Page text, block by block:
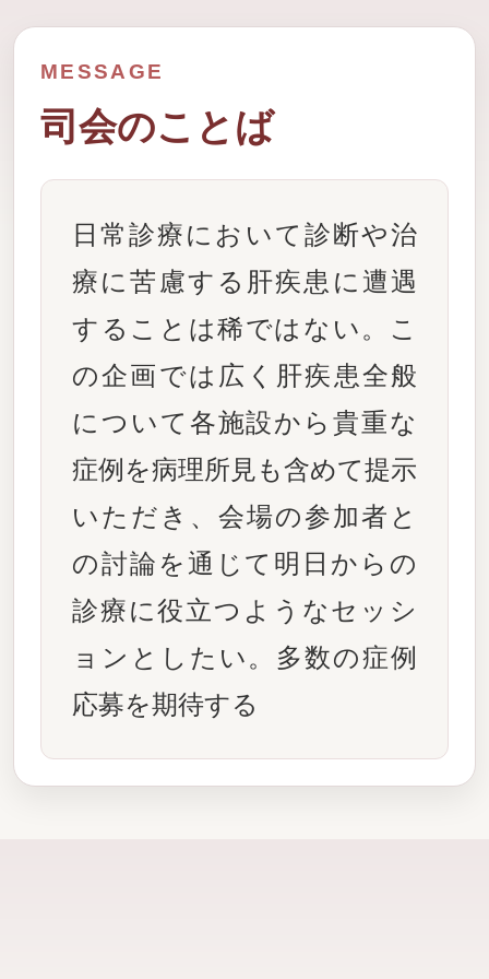
MESSAGE
司会のことば
日常診療において診断や治
療に苦慮する肝疾患に遭遇
することは稀ではない。こ
の企画では広く肝疾患全般
について各施設から貴重な
症例を病理所見も含めて提示
いただき、会場の参加者と
の討論を通じて明日からの
診療に役立つようなセッシ
ョンとしたい。多数の症例
応募を期待する